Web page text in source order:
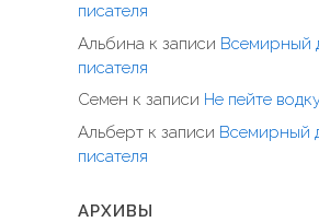
писателя
Альбина к записи Всемирный
писателя
Семен к записи Не пейте
Альберт к записи Всемирный
писателя
АРХИВЫ